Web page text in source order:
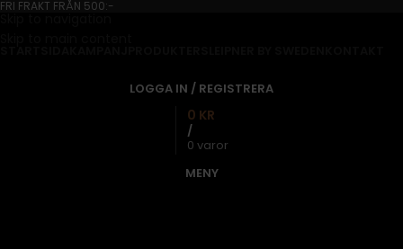
FRI FRAKT FRÅN 500:-
LOGGA IN / REGISTRERA
0 varor
/
0 KR
MENY